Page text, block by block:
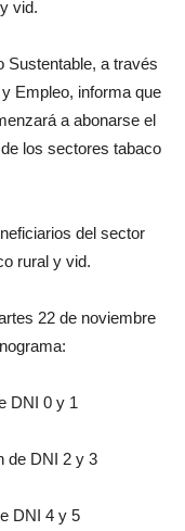
vid.
Sustentable, a través
Empleo, informa que
a abonarse el
los sectores tabaco
del sector
rural y vid.
22 de noviembre
DNI 0 y 1
de DNI 2 y 3
DNI 4 y 5